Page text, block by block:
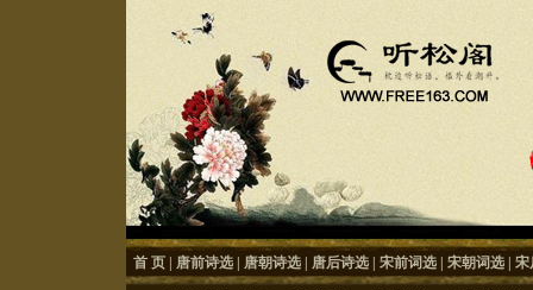
首 页 唐前诗选 唐朝诗选 唐后诗选 宋前词选 宋朝词选 宋